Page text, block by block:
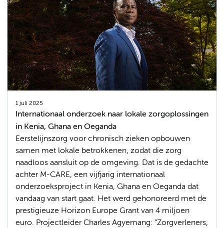
1 juli 2025
Internationaal onderzoek naar lokale zorgoplossingen
in Kenia, Ghana en Oeganda
Eerstelijnszorg voor chronisch zieken opbouwen
samen met lokale betrokkenen, zodat die zorg
naadloos aansluit op de omgeving. Dat is de gedachte
achter M-CARE, een vijfjarig internationaal
onderzoeksproject in Kenia, Ghana en Oeganda dat
vandaag van start gaat. Het werd gehonoreerd met de
prestigieuze Horizon Europe Grant van 4 miljoen
euro. Projectleider Charles Agyemang: “Zorgverleners,